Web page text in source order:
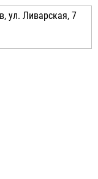
ул. Ливарская, 7